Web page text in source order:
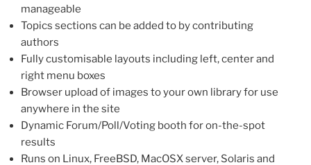
manageable
Topics sections can be added to by contributing
authors
Fully customisable layouts including left, center and
right menu boxes
Browser upload of images to your own library for use
anywhere in the site
Dynamic Forum/Poll/Voting booth for on-the-spot
results
Runs on Linux, FreeBSD, MacOSX server, Solaris and